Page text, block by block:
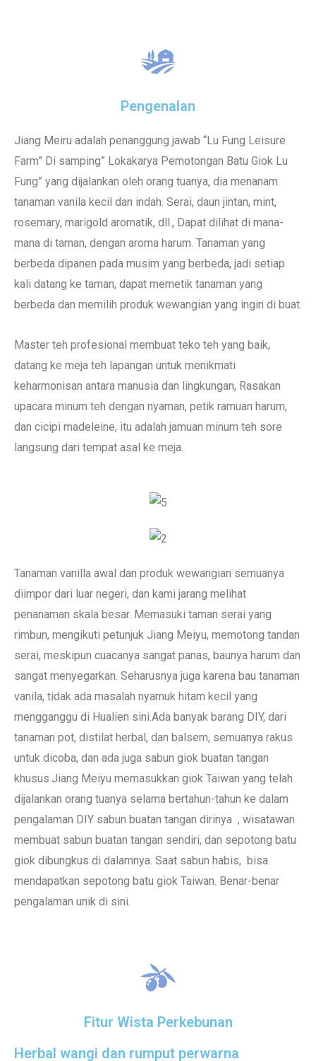
Pengenalan
Jiang Meiru adalah penanggung jawab “Lu Fung Leisure
Farm” Di samping” Lokakarya Pemotongan Batu Giok Lu
Fung” yang dijalankan oleh orang tuanya, dia menanam
tanaman vanila kecil dan indah. Serai, daun jintan, mint,
rosemary, marigold aromatik, dll., Dapat dilihat di mana-
mana di taman, dengan aroma harum. Tanaman yang
berbeda dipanen pada musim yang berbeda, jadi setiap
kali datang ke taman, dapat memetik tanaman yang
berbeda dan memilih produk wewangian yang ingin di buat.
Master teh profesional membuat teko teh yang baik,
datang ke meja teh lapangan untuk menikmati
keharmonisan antara manusia dan lingkungan, Rasakan
upacara minum teh dengan nyaman, petik ramuan harum,
dan cicipi madeleine, itu adalah jamuan minum teh sore
langsung dari tempat asal ke meja.
Tanaman vanilla awal dan produk wewangian semuanya
diimpor dari luar negeri, dan kami jarang melihat
penanaman skala besar. Memasuki taman serai yang
rimbun, mengikuti petunjuk Jiang Meiyu, memotong tandan
serai, meskipun cuacanya sangat panas, baunya harum dan
sangat menyegarkan. Seharusnya juga karena bau tanaman
vanila, tidak ada masalah nyamuk hitam kecil yang
mengganggu di Hualien sini.Ada banyak barang DIY, dari
tanaman pot, distilat herbal, dan balsem, semuanya rakus
untuk dicoba, dan ada juga sabun giok buatan tangan
khusus.Jiang Meiyu memasukkan giok Taiwan yang telah
dijalankan orang tuanya selama bertahun-tahun ke dalam
pengalaman DIY sabun buatan tangan dirinya , wisatawan
membuat sabun buatan tangan sendiri, dan sepotong batu
giok dibungkus di dalamnya. Saat sabun habis, bisa
mendapatkan sepotong batu giok Taiwan. Benar-benar
pengalaman unik di sini.
Fitur Wista Perkebunan
Herbal wangi dan rumput perwarna